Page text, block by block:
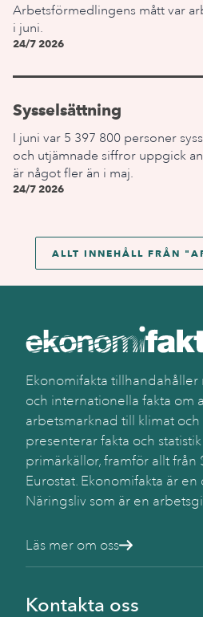
Arbetsförmedlingens mått var
i juni.
24/7 2026
Sysselsättning
I juni var 5 397 800 personer
och utjämnade siffror uppgick
är något fler än i maj.
24/7 2026
ALLT INNEHÅLL FRÅN "
Ekonomifakta
och internationella fakta om
arbetsmarknad till klimat
presenterar fakta och
primärkällor, framför allt från
Eurostat. Ekonomifakta är en
Näringsliv som är en
Läs mer om oss
Kontakta oss